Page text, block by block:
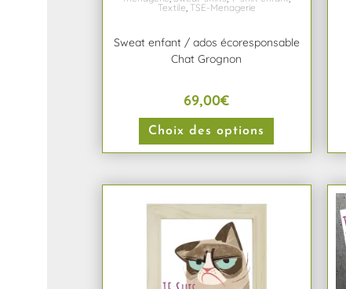
Textile, TSE-Menagerie
Sweat enfant / ados écoresponsable
Chat Grognon
69,00€
Choix des options